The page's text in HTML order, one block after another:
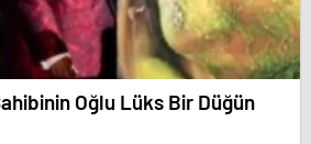
Oğlu Lüks Bir Düğün